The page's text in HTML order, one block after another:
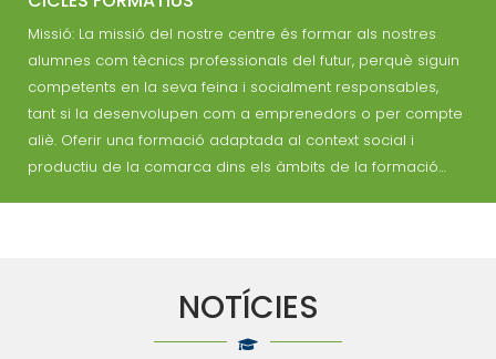
Missió: La missió del nostre centre és formar als nostres
alumnes com tècnics professionals del futur, perquè siguin
competents en la seva feina i socialment responsables,
tant si la desenvolupen com a emprenedors o per compte
aliè. Oferir una formació adaptada al context social i
productiu de la comarca dins els àmbits de la formació…
NOTÍCIES